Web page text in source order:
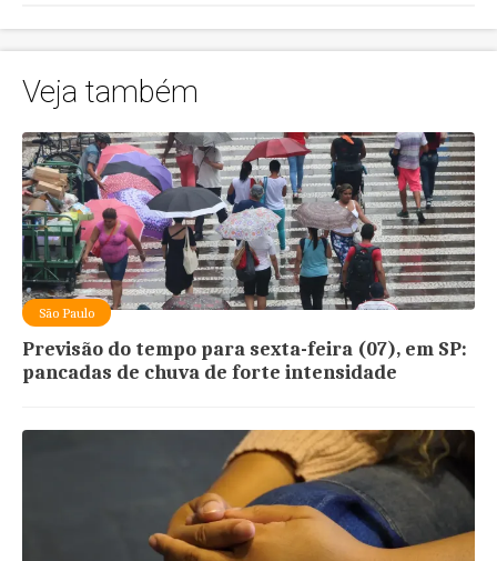
Veja também
São Paulo
Previsão do tempo para sexta-feira (07), em SP:
pancadas de chuva de forte intensidade